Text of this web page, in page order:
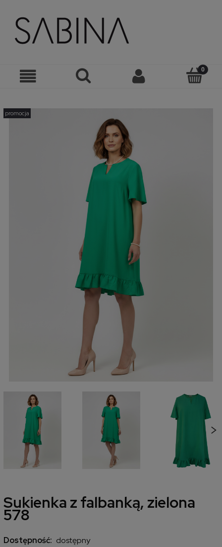
promocja
Sukienka z falbanką, zielona
578
Dostępność: dostępny